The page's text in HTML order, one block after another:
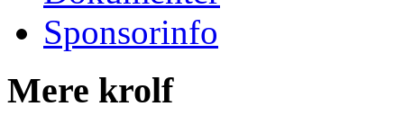
Sponsorinfo
Mere krolf